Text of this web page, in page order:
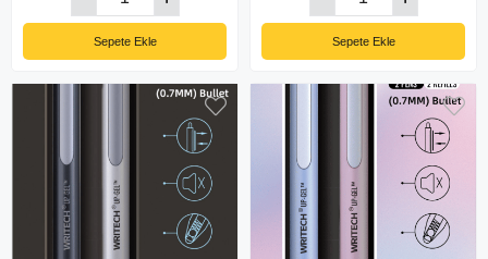
Sepete Ekle Sepete Ekle